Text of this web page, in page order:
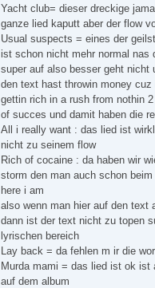
Yacht club= dieser dreckige
ganze lied kaputt aber der flow
Usual suspects = eines der
ist schon nicht mehr normal nas
super auf also besser geht nicht
den text hast throwin money
gettin rich in a rush from nothin
of succes und damit haben die
All i really want : das lied ist
nicht zu seinem flow
Rich of cocaine : da haben wir
storm den man auch schon
here i am
also wenn man hier auf den text
dann ist der text nicht zu topen
lyrischen bereich
Lay back = da fehlen m ir die
Murda mami = das lied ist ok ist
auf dem album